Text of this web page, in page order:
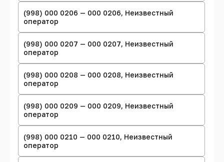
(998) 000 0206 — 000 0206, Неизвестный
оператор
(998) 000 0207 — 000 0207, Неизвестный
оператор
(998) 000 0208 — 000 0208, Неизвестный
оператор
(998) 000 0209 — 000 0209, Неизвестный
оператор
(998) 000 0210 — 000 0210, Неизвестный
оператор